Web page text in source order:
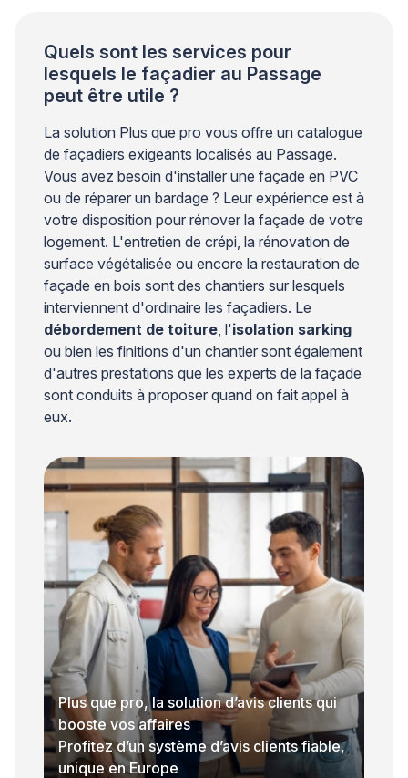
Quels sont les services pour
lesquels le façadier au Passage
peut être utile ?
La solution Plus que pro vous offre un catalogue
de façadiers exigeants localisés au Passage.
Vous avez besoin d'installer une façade en PVC
ou de réparer un bardage ? Leur expérience est à
votre disposition pour rénover la façade de votre
logement. L'entretien de crépi, la rénovation de
surface végétalisée ou encore la restauration de
façade en bois sont des chantiers sur lesquels
interviennent d'ordinaire les façadiers. Le
débordement de toiture , l'isolation sarking
ou bien les finitions d'un chantier sont également
d'autres prestations que les experts de la façade
sont conduits à proposer quand on fait appel à
eux.
Plus que pro, la solution d’avis clients qui
booste vos affaires
Profitez d’un système d’avis clients fiable,
unique en Europe